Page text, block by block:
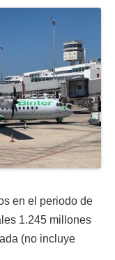
en el periodo de
1.245 millones
(no incluye